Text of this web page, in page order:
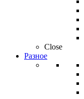
Close
Разное